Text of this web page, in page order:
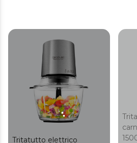
Tritatutto elettrico